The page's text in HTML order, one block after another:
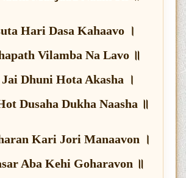
Hari Dasa Kahaavo ।
Vilamba Na Lavo ॥
Dhuni Hota Akasha ।
Dusaha Dukha Naasha ॥
Kari Jori Manaavon ।
Aba Kehi Goharavon ॥